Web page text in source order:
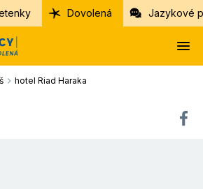
Dovolená Jazykové
hotel Riad Haraka